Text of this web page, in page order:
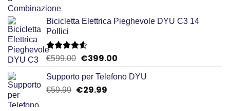
era:
è:
Bicicletta Elettrica Pieghevole DYU C3 14
Pollici
Valutato
€599.00 Il
originale
era:
€399.00Il
attuale
Supporto per Telefono DYU
€59.99 Il
€29.99Il